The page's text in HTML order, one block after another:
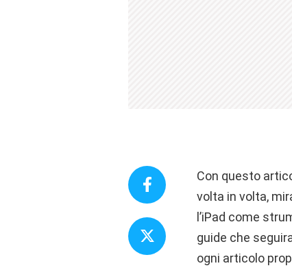
Con questo
volta in volta,
l’iPad come
guide che
ogni articolo